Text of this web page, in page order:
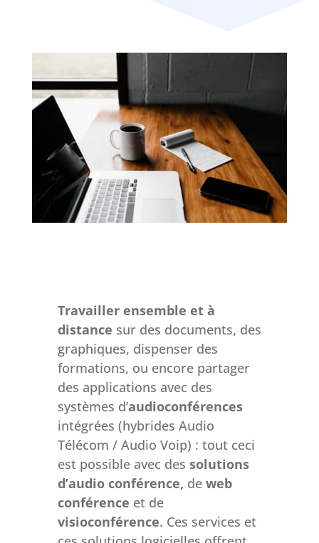
Travailler ensemble et à
distance sur des documents, des
graphiques, dispenser des
formations, ou encore partager
des applications avec des
systèmes d’audioconférences
intégrées (hybrides Audio
Télécom / Audio Voip) : tout ceci
est possible avec des solutions
d’audio conférence, de web
conférence et de
visioconférence. Ces services et